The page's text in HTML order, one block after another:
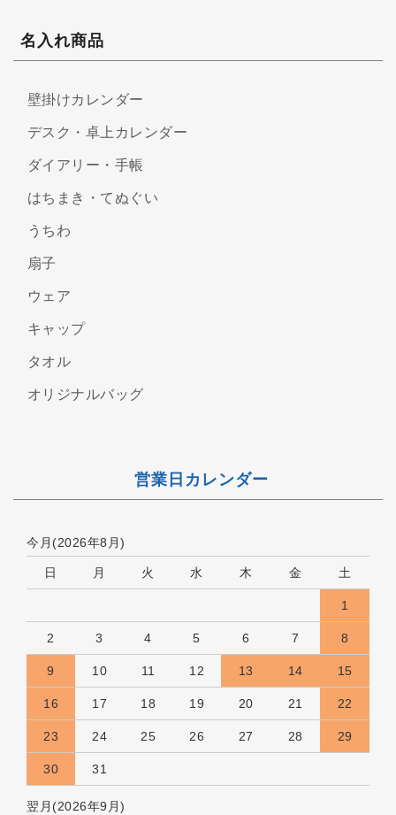
名入れ商品
壁掛けカレンダー
デスク・卓上カレンダー
ダイアリー・手帳
はちまき・てぬぐい
うちわ
扇子
ウェア
キャップ
タオル
オリジナルバッグ
営業日カレンダー
今月(2026年8月)
日 月 火 水 木 金 土
1
2 3 4 5 6 7 8
9 10 11 12 13 14 15
16 17 18 19 20 21 22
23 24 25 26 27 28 29
30 31
翌月(2026年9月)